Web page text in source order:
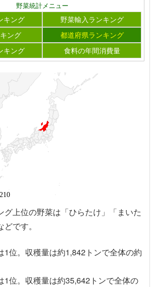
野菜統計メニュー
キング
野菜輸入ランキング
ング
都道府県ランキング
キング
食料の年間消費量
210
210
グ上位の野菜は「ひらたけ」「まいた
です。
1位。収穫量は約1,842トンで全体の約
1位。収穫量は約35,642トンで全体の